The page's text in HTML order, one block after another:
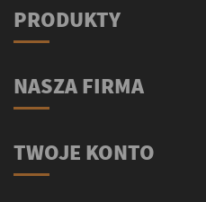
PRODUKTY
NASZA FIRMA
TWOJE KONTO